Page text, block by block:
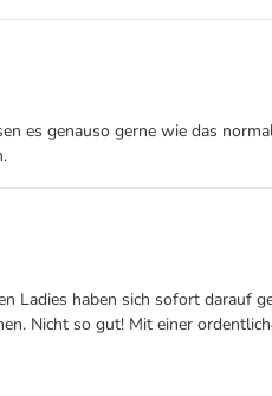
es genauso gerne wie das
Ladies haben sich sofort
Nicht so gut! Mit einer